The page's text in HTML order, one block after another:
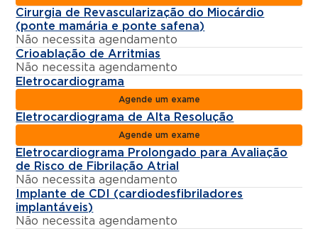
Cirurgia de Revascularização do Miocárdio
(ponte mamária e ponte safena)
Não necessita agendamento
Crioablação de Arritmias
Não necessita agendamento
Eletrocardiograma
Agende um exame
Eletrocardiograma de Alta Resolução
Agende um exame
Eletrocardiograma Prolongado para Avaliação
de Risco de Fibrilação Atrial
Não necessita agendamento
Implante de CDI (cardiodesfibriladores
implantáveis)
Não necessita agendamento